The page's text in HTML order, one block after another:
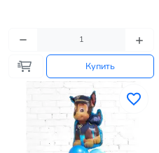
Купить